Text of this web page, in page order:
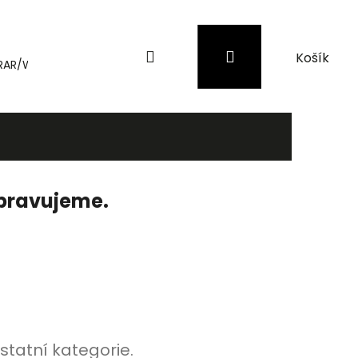
WinRAR Záložní zdroje (UPS) a přepěťové
PřihlášeníNákupní
košík
kategorie.